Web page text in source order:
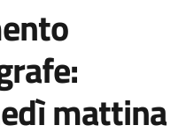
mattina